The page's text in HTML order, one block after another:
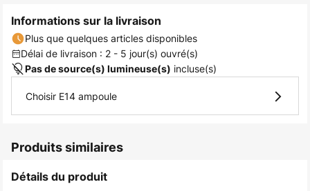
Informations sur la livraison
Plus que quelques articles disponibles
Délai de livraison : 2 - 5 jour(s) ouvré(s)
Pas de source(s) lumineuse(s) incluse(s)
Choisir E14 ampoule
Produits similaires
Détails du produit